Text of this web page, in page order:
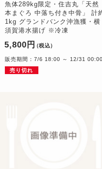
魚体289kg限定・住吉丸「天然
本まぐろ 中落ち付き中骨」 計
1kg グランドバンク沖漁獲・横
須賀港水揚げ ※冷凍
5,800円 （税込）
販売期間：7/6 18:00 ～ 12/31 00:00
売り切れ